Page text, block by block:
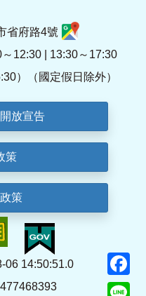
省府路4號
12:30 | 13:30～17:30
）（國定假日除外）
放宣告
策
策
06 14:50:51.0